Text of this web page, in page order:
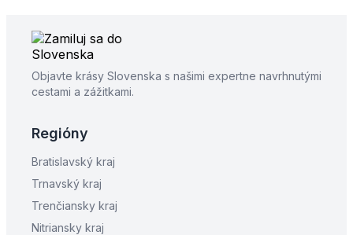
Objavte krásy Slovenska s našimi expertne navrhnutými
cestami a zážitkami.
Regióny
Bratislavský kraj
Trnavský kraj
Trenčiansky kraj
Nitriansky kraj